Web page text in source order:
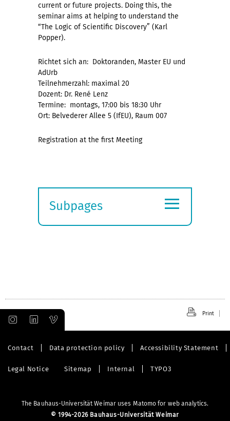
current or future projects. Doing this, the
seminar aims at helping to understand the
“The Logic of Scientific Discovery” (Karl
Popper).
Richtet sich an: Doktoranden, Master EU und
AdUrb
Teilnehmerzahl: maximal 20
Dozent: Dr. René Lenz
Termine: montags, 17:00 bis 18:30 Uhr
Ort: Belvederer Allee 5 (IfEU), Raum 007
Registration at the first Meeting
Subpages
≡
Print
Contact Data protection policy Accessibility Statement
Legal Notice Sitemap Internal TYPO3
The Bauhaus-Universität Weimar uses Matomo for web analytics.
© 1994-2026 Bauhaus-Universität Weimar